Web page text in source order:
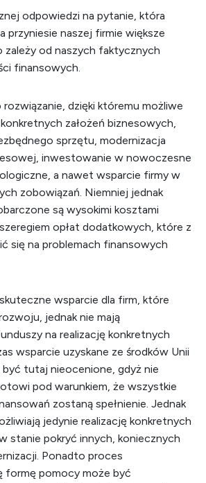
odpowiedzi na pytanie, która
przyniesie naszej firmie większe
zależy od naszych faktycznych
finansowych.
dzięki któremu możliwe
założeń biznesowych,
sprzętu, modernizacja
inwestowanie w nowoczesne
a nawet wsparcie firmy w
zobowiązań. Niemniej jednak
są wysokimi kosztami
opłat dodatkowych, które z
się na problemach finansowych
wsparcie dla firm, które
jednak nie mają
na realizację konkretnych
wsparcie uzyskane ze środków Unii
być tutaj nieocenione, gdyż nie
pod warunkiem, że wszystkie
zostaną spełnienie. Jednak
jedynie realizację konkretnych
stanie pokryć innych, koniecznych
Ponadto proces
formę pomocy może być